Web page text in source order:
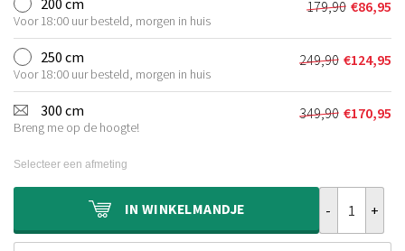
€129,90.
€52,95.
Voor 18:00 uur besteld, morgen in huis
179,90
prijs
was:
€179,90.
€86,95
Huidige
prijs
is:
€86,95.
250 cm
Voor 18:00 uur besteld, morgen in huis
249,90
prijs
was:
€249,90.
€124,95
Huidige
prijs
is:
€124,95.
300 cm
Breng me op de hoogte!
349,90 €170,95
Huidige
Selecteer een afmeting
IN WINKELMANDJE